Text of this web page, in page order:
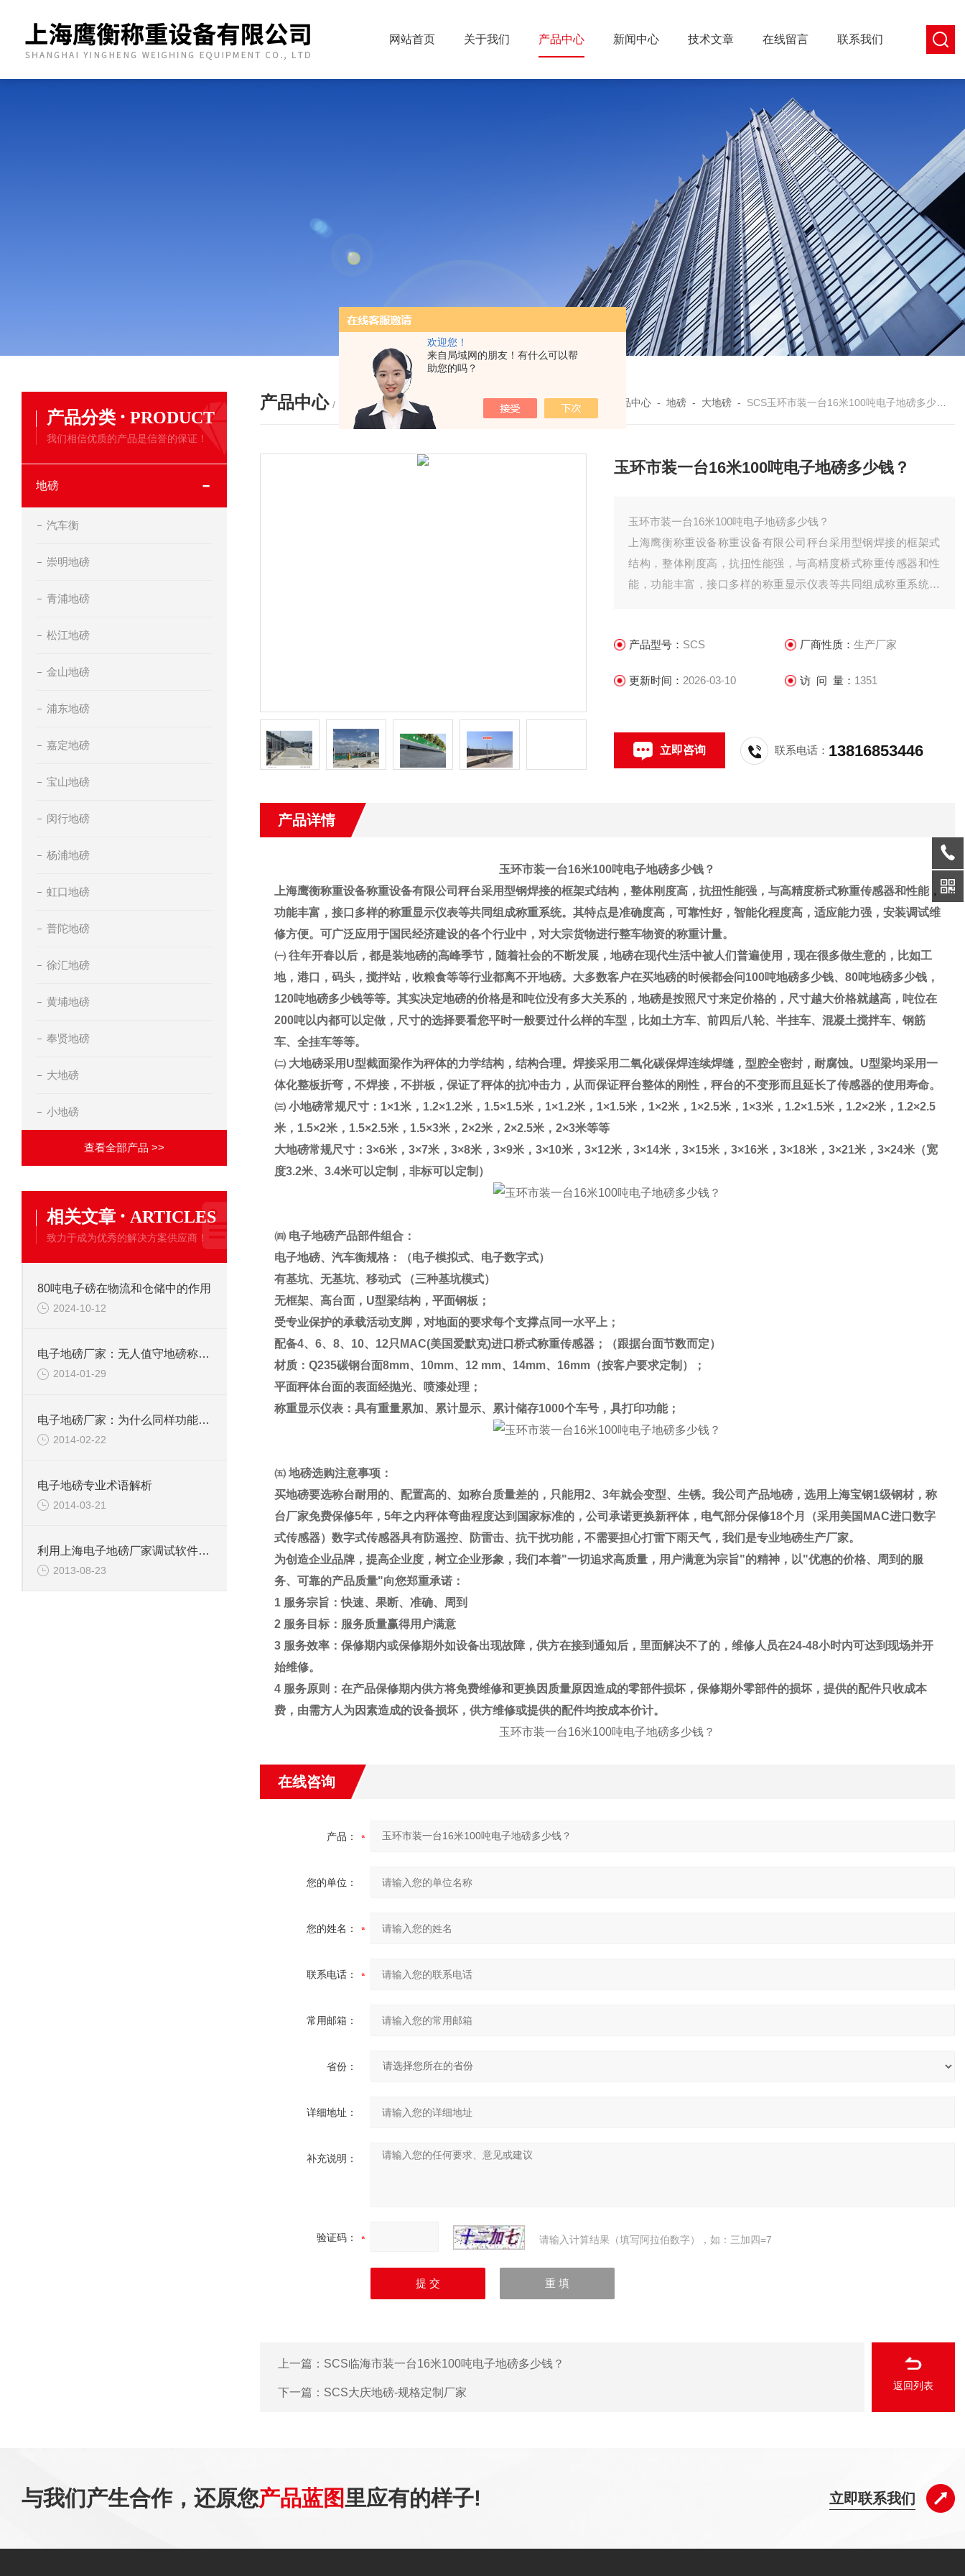
欢迎您！
来自局域网的朋友！有什么可以帮
助您的吗？
网站首页 关于我们 产品中心 新闻中心 技术文章 在线留言 联系我们
产品分类 · PRODUCT
我们相信优质的产品是信誉的保证！
地磅
汽车衡
崇明地磅
青浦地磅
松江地磅
金山地磅
浦东地磅
嘉定地磅
宝山地磅
闵行地磅
杨浦地磅
虹口地磅
普陀地磅
徐汇地磅
黄埔地磅
奉贤地磅
大地磅
小地磅
查看全部产品 >>
相关文章 · ARTICLES
致力于成为优秀的解决方案供应商！
80吨电子磅在物流和仓储中的作用
2024-10-12
电子地磅厂家：无人值守地磅称重效率
2014-01-29
电子地磅厂家：为什么同样功能的小电子地磅价格相差很大
2014-02-22
电子地磅专业术语解析
2014-03-21
利用上海电子地磅厂家调试软件进行功能测试
2013-08-23
产品中心 / PRODUCTS 您的位置：首页 - 产品中心 -地磅 - 大地磅 - SCS玉环市装一台16米100吨电子地磅多少钱？
玉环市装一台16米100吨电子地磅多少钱？
玉环市装一台16米100吨电子地磅多少钱？
上海鹰衡称重设备称重设备有限公司秤台采用型钢焊接的框架式
结构，整体刚度高，抗扭性能强，与高精度桥式称重传感器和性
能，功能丰富，接口多样的称重显示仪表等共同组成称重系统。
大宗货物进行整车物资的称重计量。
产品型号： SCS 厂商性质： 生产厂家
更新时间： 2026-03-10 访 问 量： 1351
立即咨询 联系电话： 13816853446
产品详情
玉环市装一台16米100吨电子地磅多少钱？
上海鹰衡称重设备称重设备有限公司 秤台采用型钢焊接的框架式结构，整体刚度高，抗扭性能强，与高精度桥式称重传感器和性能，
功能丰富，接口多样的称重显示仪表等共同组成称重系统。其特点是准确度高，可靠性好，智能化程度高，适应能力强，安装调试维
修方便。可广泛应用于国民经济建设的各个行业中，对大宗货物进行整车物资的称重计量。
㈠ 往年开春以后，都是装地磅的高峰季节，随着社会的不断发展，地磅在现代生活中被人们普遍使用，现在很多做生意的，比如工
地，港口，码头，搅拌站，收粮食等等行业都离不开地磅。大多数客户在买地磅的时候都会问100吨地磅多少钱、 80吨地磅多少钱，
120吨地磅多少钱等等。其实决定地磅的价格是和吨位没有多大关系的，地磅是按照尺寸来定价格的，尺寸越大价格就越高，吨位在
200吨以内都可以定做，尺寸的选择要看您平时一般要过什么样的车型，比如土方车、前四后八轮、半挂车、混凝土搅拌车、钢筋
车、全挂车等等。
㈡ 大地磅采用 U型截面梁作为秤体的力学结构，结构合理。焊接采用二氧化碳保焊连续焊缝，型腔全密封，耐腐蚀。 U型梁均采用一
体化整板折弯，不焊接，不拼板，保证了秤体的抗冲击力，从而保证秤台整体的刚性，秤台的不变形而且延长了传感器的使用寿命。
㈢ 小地磅常规尺寸： 1×1米， 1.2×1.2米， 1.5×1.5米， 1×1.2米， 1×1.5米， 1×2米， 1×2.5米， 1×3米， 1.2×1.5米， 1.2×2米， 1.2×2.5
米， 1.5×2米， 1.5×2.5米， 1.5×3米， 2×2米， 2×2.5米， 2×3米等等
大地磅常规尺寸： 3×6米， 3×7米， 3×8米， 3×9米， 3×10米， 3×12米， 3×14米， 3×15米， 3×16米， 3×18米， 3×21米， 3×24米（宽
度3.2米、 3.4米可以定制，非标可以定制）
㈣ 电子地磅产品部件组合：
电子地磅、汽车衡规格：（电子模拟式、电子数字式）
有基坑、无基坑、移动式
（三种基坑模式）
无框架、高台面， U型梁结构，平面钢板；
受专业保护的承载活动支脚，对地面的要求每个支撑点同一水平上；
配备4、 6、 8、 10、 12只 MAC(美国爱默克)进口桥式称重传感器；（跟据台面节数而定）
材质： Q235碳钢台面8mm、 10mm、 12 mm、 14mm、 16mm（按客户要求定制）；
平面秤体台面的表面经抛光、喷漆处理；
称重显示仪表：具有重量累加、累计显示、累计储存1000个车号，具打印功能；
㈤ 地磅选购注意事项：
买地磅要选称台耐用的、配置高的、如称台质量差的，只能用2、 3年就会变型、生锈。我公司产品地磅，选用上海宝钢1级钢材，称
台厂家免费保修5年， 5年之内秤体弯曲程度达到国家标准的，公司承诺更换新秤体，电气部分保修18个月（采用美国 MAC进口数字
式传感器）数字式传感器具有防遥控、防雷击、抗干扰功能，不需要担心打雷下雨天气，我们是专业地磅生产厂家。
为创造企业品牌，提高企业度，树立企业形象，我们本着"一切追求高质量，用户满意为宗旨"的精神，以"优惠的价格、周到的服
务、可靠的产品质量"向您郑重承诺：
1 服务宗旨：快速、果断、准确、周到
2 服务目标：服务质量赢得用户满意
3 服务效率：保修期内或保修期外如设备出现故障，供方在接到通知后，里面解决不了的，维修人员在24-48小时内可达到现场并开
始维修。
4 服务原则：在产品保修期内供方将免费维修和更换因质量原因造成的零部件损坏，保修期外零部件的损坏，提供的配件只收成本
费，由需方人为因素造成的设备损坏，供方维修或提供的配件均按成本价计。
玉环市装一台16米100吨电子地磅多少钱？
在线咨询
产品：
您的单位：
您的姓名：
联系电话：
常用邮箱：
省份：
详细地址：
补充说明：
验证码： 请输入计算结果（填写阿拉伯数字），如：三加四=7
上一篇： SCS临海市装一台16米100吨电子地磅多少钱？
下一篇： SCS大庆地磅-规格定制厂家
返回列表
与我们产生合作，还原您产品蓝图里应有的样子! 立即联系我们